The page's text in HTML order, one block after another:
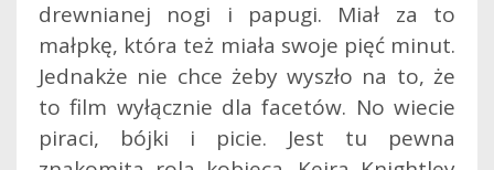
drewnianej nogi i papugi. Miał za to
małpkę, która też miała swoje pięć minut.
Jednakże nie chce żeby wyszło na to, że
to film wyłącznie dla facetów. No wiecie
piraci, bójki i picie. Jest tu pewna